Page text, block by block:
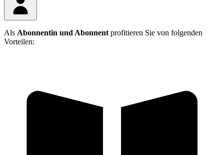
Als Abonnentin und Abonnentprofitieren Sie von folgenden
Vorteilen: